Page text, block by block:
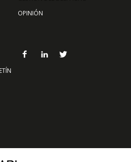
OPINIÓN